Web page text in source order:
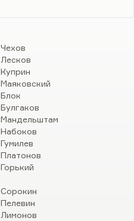
Чехов
Лесков
Куприн
Маяковский
Блок
Булгаков
Мандельштам
Набоков
Гумилев
Платонов
Горький
Сорокин
Пелевин
Лимонов